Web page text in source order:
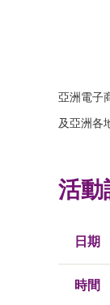
亞洲電子
及亞洲各
活動
日期
時間